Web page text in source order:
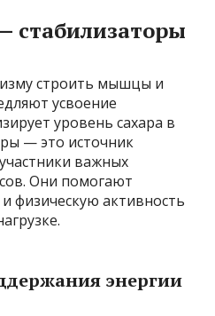
стабилизаторы
строить мышцы и
усвоение
уровень сахара в
— это источник
важных
Они помогают
физическую активность
энергии